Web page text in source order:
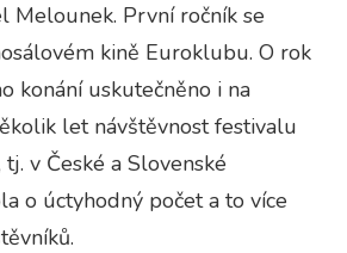
Melounek. První ročník se
kině Euroklubu. O rok
konání uskutečněno i na
let návštěvnost festivalu
v České a Slovenské
o úctyhodný počet a to více